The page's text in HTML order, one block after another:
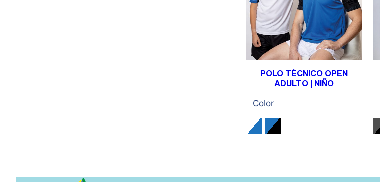
POLO TÉCNICO OPEN
ADULTO | NIÑO
Color
Blanco / Royal / Negro
Royal / Negro / Blanco